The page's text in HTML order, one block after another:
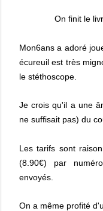
On finit le
Mon6ans a adoré
écureuil est très
le stéthoscope.
Je crois qu'il a une
ne suffisait pas) du
Les tarifs sont
(8.90€) par
envoyés.
On a même profité